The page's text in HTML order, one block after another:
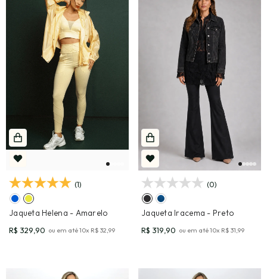
(1)
Jaqueta Helena - Amarelo
R$ 329,90 ou em até10x R$ 32,99
(0)
Jaqueta Iracema - Preto
R$ 319,90 ou em até10x R$ 31,99